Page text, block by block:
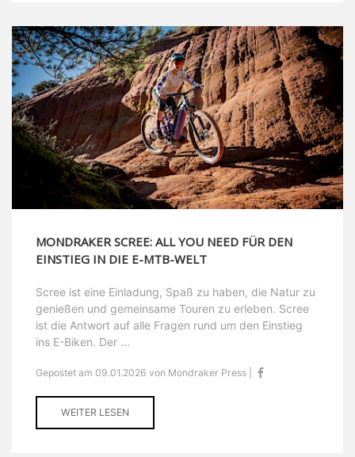
MONDRAKER SCREE: ALL YOU NEED FÜR DEN
EINSTIEG IN DIE E-MTB-WELT
Scree ist eine Einladung, Spaß zu haben, die Natur zu
genießen und gemeinsame Touren zu erleben. Scree
ist die Antwort auf alle Fragen rund um den Einstieg
ins E-Biken. Der ...
Gepostet am 09.01.2026 von Mondraker Press |
WEITER LESEN